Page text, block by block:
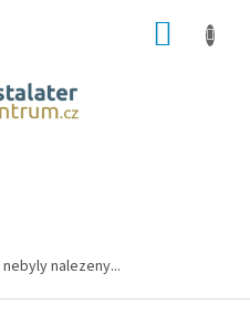
nebyly nalezeny...